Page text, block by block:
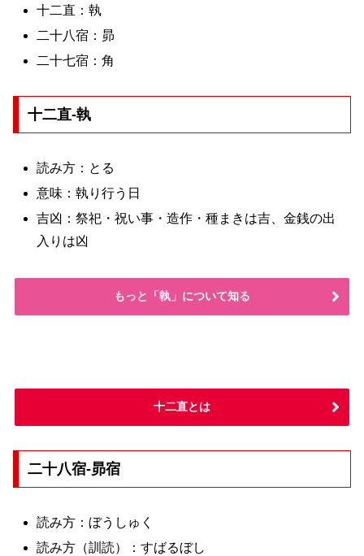
十二直：執
二十八宿：昴
二十七宿：角
十二直-執
読み方：とる
意味：執り行う日
吉凶：祭祀・祝い事・造作・種まきは吉、金銭の出
入りは凶
もっと「執」について知る
十二直とは
二十八宿-昴宿
読み方：ぼうしゅく
読み方（訓読）：すばるぼし